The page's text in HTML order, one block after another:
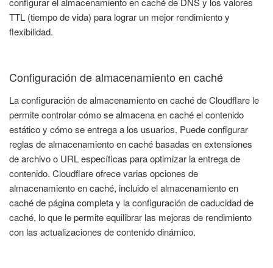
TTL (tiempo de vida) para lograr un mejor rendimiento y
flexibilidad.
Configuración de almacenamiento en caché
La configuración de almacenamiento en caché de Cloudflare le
permite controlar cómo se almacena en caché el contenido
estático y cómo se entrega a los usuarios. Puede configurar
reglas de almacenamiento en caché basadas en extensiones
de archivo o URL específicas para optimizar la entrega de
contenido. Cloudflare ofrece varias opciones de
almacenamiento en caché, incluido el almacenamiento en
caché de página completa y la configuración de caducidad de
caché, lo que le permite equilibrar las mejoras de rendimiento
con las actualizaciones de contenido dinámico.